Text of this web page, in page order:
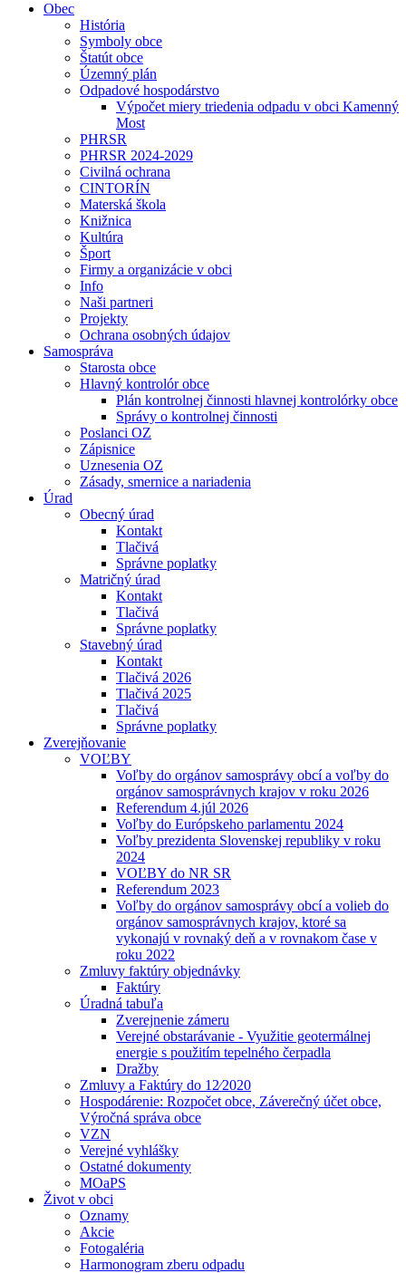
Obec
História
Symboly obce
Štatút obce
Územný plán
Odpadové hospodárstvo
Výpočet miery triedenia odpadu v obci Kamenný
Most
PHRSR
PHRSR 2024-2029
Civilná ochrana
CINTORÍN
Materská škola
Knižnica
Kultúra
Šport
Firmy a organizácie v obci
Info
Naši partneri
Projekty
Ochrana osobných údajov
Samospráva
Starosta obce
Hlavný kontrolór obce
Plán kontrolnej činnosti hlavnej kontrolórky obce
Správy o kontrolnej činnosti
Poslanci OZ
Zápisnice
Uznesenia OZ
Zásady, smernice a nariadenia
Úrad
Obecný úrad
Kontakt
Tlačivá
Správne poplatky
Matričný úrad
Kontakt
Tlačivá
Správne poplatky
Stavebný úrad
Kontakt
Tlačivá 2026
Tlačivá 2025
Tlačivá
Správne poplatky
Zverejňovanie
VOĽBY
Voľby do orgánov samosprávy obcí a voľby do
orgánov samosprávnych krajov v roku 2026
Referendum 4.júl 2026
Voľby do Európskeho parlamentu 2024
Voľby prezidenta Slovenskej republiky v roku
2024
VOĽBY do NR SR
Referendum 2023
Voľby do orgánov samosprávy obcí a volieb do
orgánov samosprávnych krajov, ktoré sa
vykonajú v rovnaký deň a v rovnakom čase v
roku 2022
Zmluvy faktúry objednávky
Faktúry
Úradná tabuľa
Zverejnenie zámeru
Verejné obstarávanie - Využitie geotermálnej
energie s použitím tepelného čerpadla
Dražby
Zmluvy a Faktúry do 12⁄2020
Hospodárenie: Rozpočet obce, Záverečný účet obce,
Výročná správa obce
VZN
Verejné vyhlášky
Ostatné dokumenty
MOaPS
Život v obci
Oznamy
Akcie
Fotogaléria
Harmonogram zberu odpadu